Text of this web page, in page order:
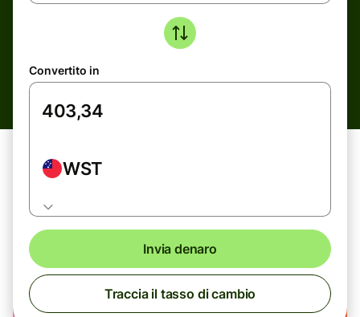
Convertito in
WST
Invia denaro
Traccia il tasso di cambio